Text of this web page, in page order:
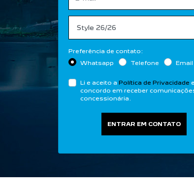
Preferência de contato:
Whatsapp
Telefone Email
Li e aceito a Política de Privacidade e
concordo em receber
concessionária.
ENTRAR EM CONTATO